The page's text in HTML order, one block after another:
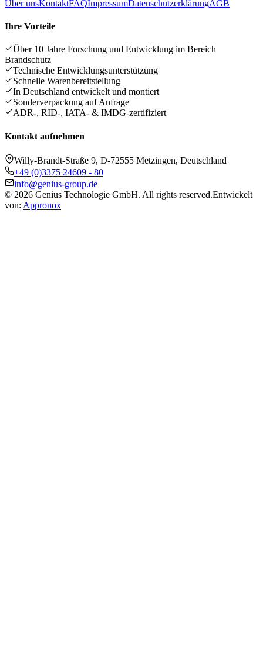
Über unsKontaktFAQImpressumDatenschutzerklärungAGB
Ihre Vorteile
Über 10 Jahre Forschung und Entwicklung im Bereich
Brandschutz
Technische Entwicklungsunterstützung
Schnelle Warenbereitstellung
In Deutschland entwickelt und montiert
Sonderverpackung auf Anfrage
ADR-, RID-, IATA- & IMDG-zertifiziert
Kontakt aufnehmen
Willy-Brandt-Straße 9, D-72555 Metzingen, Deutschland
+49 (0)3375 24609 - 80
info@genius-group.de
© 2026 Genius Technologie GmbH. All rights reserved.Entwickelt
von: Appronox